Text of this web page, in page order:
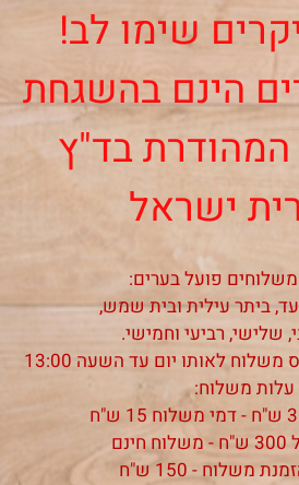
שימו לב!
הינם בהשגחת
בד"ץ
ישראל
פועל בערים:
ביתר עילית ובית שמש,
שלישי, רביעי וחמישי.
לאותו יום עד השעה 13:00
עלות משלוח:
משלוח - 150 ש"ח